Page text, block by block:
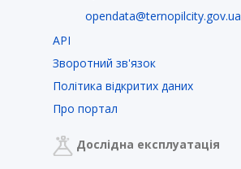
opendata@ternopilcity.gov.ua
API
Зворотний зв'язок
Політика відкритих даних
Про портал
Дослідна експлуатація